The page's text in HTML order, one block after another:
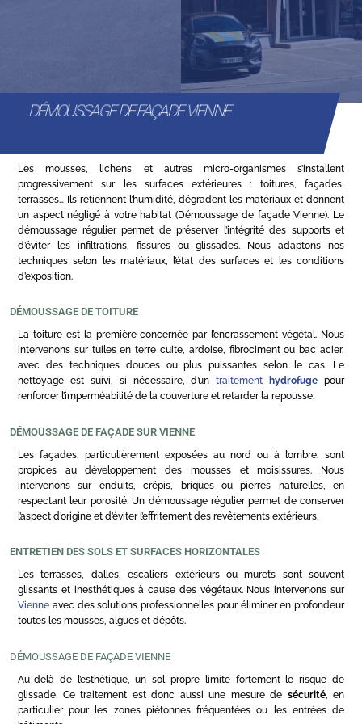
DÉMOUSSAGE DE FAÇADE VIENNE
Les mousses, lichens et autres micro-organismes s’installent
progressivement sur les surfaces extérieures : toitures, façades,
terrasses… Ils retiennent l’humidité, dégradent les matériaux et donnent
un aspect négligé à votre habitat (Démoussage de façade Vienne). Le
démoussage régulier permet de préserver l’intégrité des supports et
d’éviter les infiltrations, fissures ou glissades. Nous adaptons nos
techniques selon les matériaux, l’état des surfaces et les conditions
d’exposition.
DÉMOUSSAGE DE TOITURE
La toiture est la première concernée par l’encrassement végétal. Nous
intervenons sur tuiles en terre cuite, ardoise, fibrociment ou bac acier,
avec des techniques douces ou plus puissantes selon le cas. Le
nettoyage est suivi, si nécessaire, d’untraitement hydrofuge pour
renforcer l’imperméabilité de la couverture et retarder la repousse.
DÉMOUSSAGE DE FAÇADE SUR VIENNE
Les façades, particulièrement exposées au nord ou à l’ombre, sont
propices au développement des mousses et moisissures. Nous
intervenons sur enduits, crépis, briques ou pierres naturelles, en
respectant leur porosité. Un démoussage régulier permet de conserver
l’aspect d’origine et d’éviter l’effritement des revêtements extérieurs.
ENTRETIEN DES SOLS ET SURFACES HORIZONTALES
Les terrasses, dalles, escaliers extérieurs ou murets sont souvent
glissants et inesthétiques à cause des végétaux. Nous intervenons sur
Vienne avec des solutions professionnelles pour éliminer en profondeur
toutes les mousses, algues et dépôts.
DÉMOUSSAGE DE FAÇADE VIENNE
Au-delà de l’esthétique, un sol propre limite fortement le risque de
glissade. Ce traitement est donc aussi une mesure de sécurité, en
particulier pour les zones piétonnes fréquentées ou les entrées de